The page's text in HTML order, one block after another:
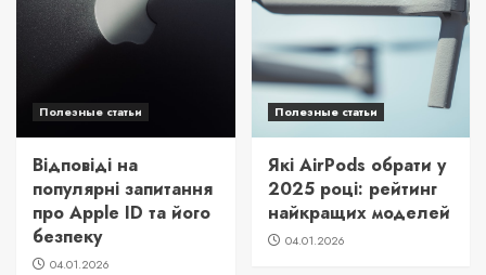
Полезные статьи
Відповіді на
популярні запитання
про Apple ID та його
безпеку
04.01.2026
Полезные статьи
Які AirPods обрати у
2025 році: рейтинг
найкращих моделей
04.01.2026